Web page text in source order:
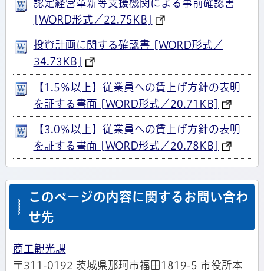
認定経営革新等支援機関による事前確認書
[WORD形式／22.75KB]
投資計画に関する確認書 [WORD形式／
34.73KB]
【1.5％以上】従業員への賃上げ方針の表明
を証する書面 [WORD形式／20.71KB]
【3.0％以上】従業員への賃上げ方針の表明
を証する書面 [WORD形式／20.78KB]
このページの内容に関するお問い合わ
せ先
商工観光課
〒311-0192 茨城県那珂市福田1819-5 市役所本